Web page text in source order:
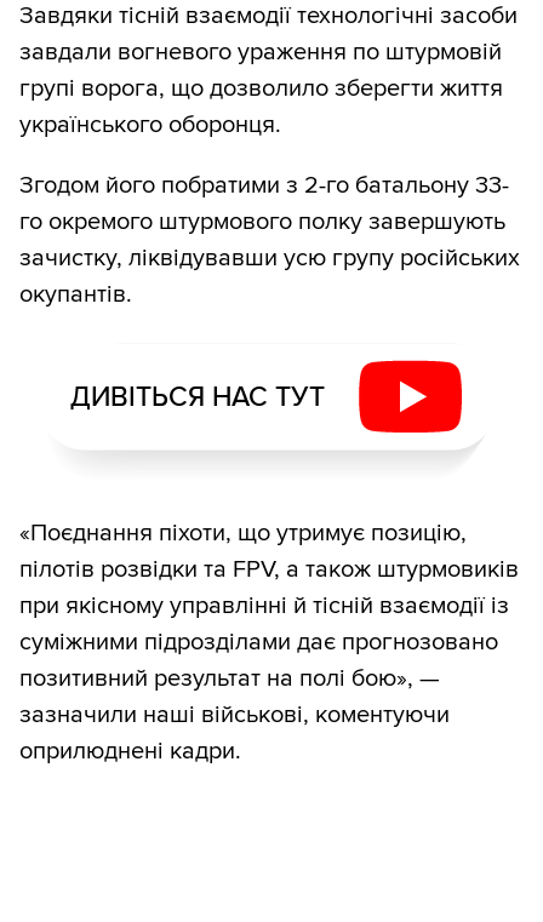
Завдяки тісній взаємодії технологічні засоби
завдали вогневого ураження по штурмовій
групі ворога, що дозволило зберегти життя
українського оборонця.
Згодом його побратими з 2-го батальону 33-
го окремого штурмового полку завершують
зачистку, ліквідувавши усю групу російських
окупантів.
ДИВІТЬСЯ НАС ТУТ
«Поєднання піхоти, що утримує позицію,
пілотів розвідки та FPV, а також штурмовиків
при якісному управлінні й тісній взаємодії із
суміжними підрозділами дає прогнозовано
позитивний результат на полі бою», —
зазначили наші військові, коментуючи
оприлюднені кадри.